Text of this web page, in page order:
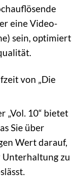
eine Video-
sein, optimiert
von „Die
„Vol. 10“ bietet
Sie über
Wert darauf,
Unterhaltung zu